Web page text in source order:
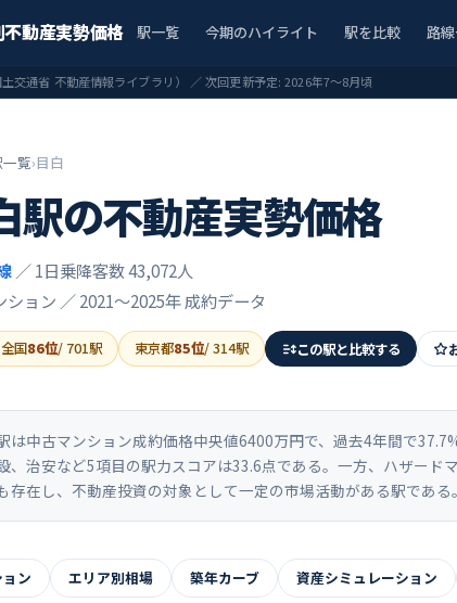
不動産実勢価格 駅一覧 今期のハイライト 駅を比較 路
交通省 不動産情報ライブラリ） ／ 次回更新予定:2026年7〜8月頃
覧›目白
駅の不動産実勢価格
／ 1日乗降客数 43,072人
ション ／2021〜2025年成約データ
国86位/ 701駅 東京都85位/314駅 この駅と比較する
は中古マンション成約価格中央値6400万円で、過去4年間で
、治安など5項目の駅力スコアは33.6点である。一方、ハザー
存在し、不動産投資の対象として一定の市場活動がある駅である。
ン エリア別相場 築年カーブ 資産シミュレーション